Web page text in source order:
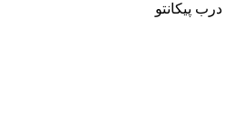
درب پیکانتو